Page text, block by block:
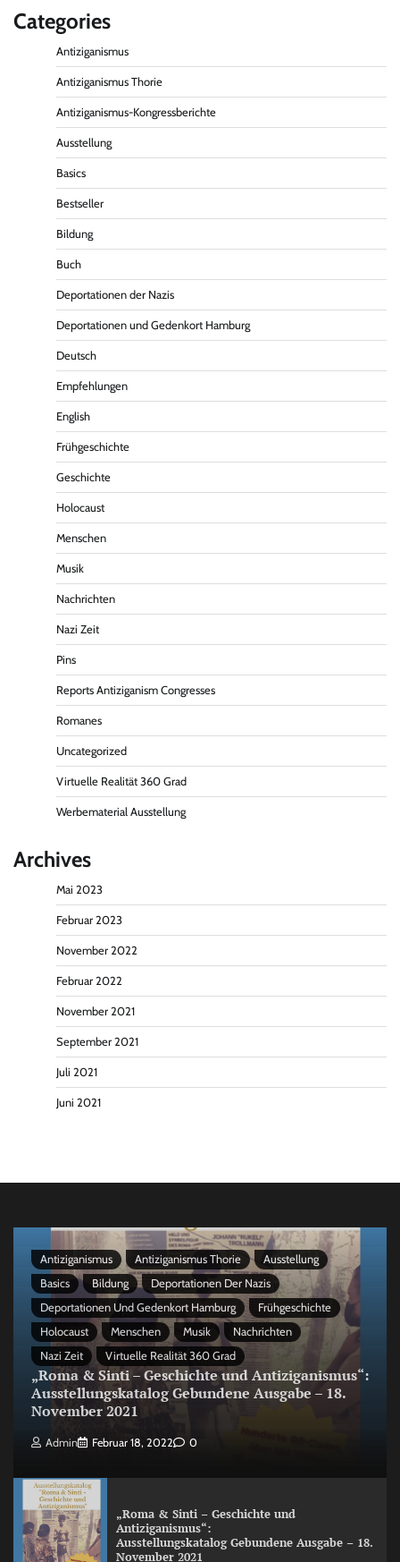
Categories
Antiziganismus
Antiziganismus Thorie
Antiziganismus-Kongressberichte
Ausstellung
Basics
Bestseller
Bildung
Buch
Deportationen der Nazis
Deportationen und Gedenkort Hamburg
Deutsch
Empfehlungen
English
Frühgeschichte
Geschichte
Holocaust
Menschen
Musik
Nachrichten
Nazi Zeit
Pins
Reports Antiziganism Congresses
Romanes
Uncategorized
Virtuelle Realität 360 Grad
Werbematerial Ausstellung
Archives
Mai 2023
Februar 2023
November 2022
Februar 2022
November 2021
September 2021
Juli 2021
Juni 2021
Antiziganismus Antiziganismus Thorie
Ausstellung
Basics
Bildung
Deportationen Der Nazis
Deportationen Und Gedenkort Hamburg
Frühgeschichte
Holocaust
Menschen Musik
Nachrichten
Nazi Zeit
Virtuelle Realität 360 Grad
„Roma & Sinti – Geschichte und Antiziganismus“:
Ausstellungskatalog Gebundene Ausgabe – 18.
November 2021
Admin Februar 18, 2022 0
„Roma & Sinti – Geschichte und
Antiziganismus“:
Ausstellungskatalog Gebundene Ausgabe – 18.
November 2021